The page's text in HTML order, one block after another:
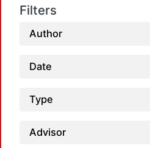
Filters
Author
Date
Type
Advisor